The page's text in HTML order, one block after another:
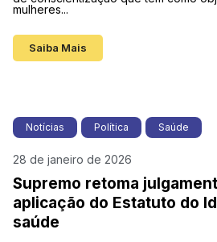
mulheres...
Saiba Mais
Notícias Política Saúde
28 de janeiro de 2026
Supremo retoma
aplicação do Estatuto do
saúde